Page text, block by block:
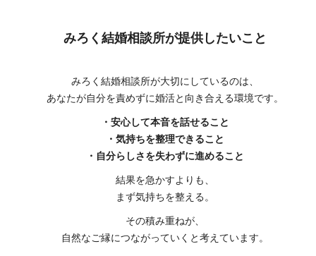
みろく結婚相談所が提供したいこと
みろく結婚相談所が大切にしているのは、
あなたが自分を責めずに婚活と向き合える環境です。
・安心して本音を話せること
・気持ちを整理できること
・自分らしさを失わずに進めること
結果を急かすよりも、
まず気持ちを整える。
その積み重ねが、
自然なご縁につながっていくと考えています。